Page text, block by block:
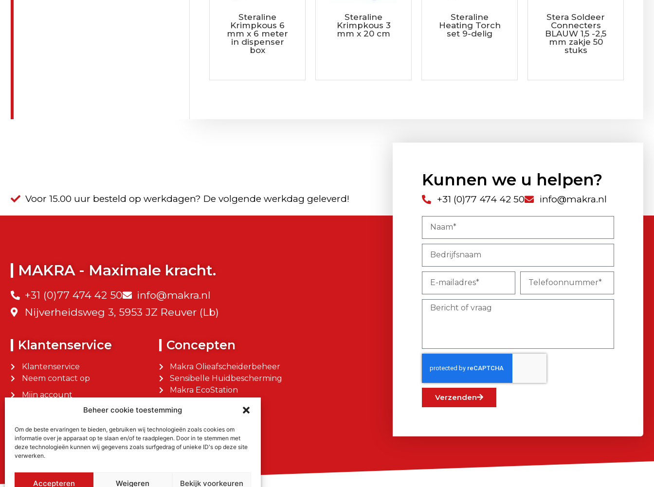
Beheer cookie toestemming
Om de beste ervaringen te bieden, gebruiken wij technologieën zoals cookies om
informatie over je apparaat op te slaan en/of te raadplegen. Door in te stemmen met
deze technologieën kunnen wij gegevens zoals surfgedrag of unieke ID's op deze site
verwerken.
Accepteren Weigeren Bekijk voorkeuren
Steraline
Krimpkous 6
mm x 6 meter
in dispenser
box
Steraline
Krimpkous 3
mm x 20 cm
Steraline
Heating Torch
set 9-delig
Stera Soldeer
Connecters
BLAUW 1,5 -2,5
mm zakje 50
stuks
Voor 15.00 uur besteld op werkdagen? De volgende werkdag geleverd!
MAKRA - Maximale kracht.
+31 (0)77 474 42 50
info@makra.nl
Nijverheidsweg 3, 5953 JZ Reuver (Lb)
Klantenservice
Klantenservice
Neem contact op
Mijn account
Mijn bestellingen
Concepten
Makra Olieafscheiderbeheer
Sensibelle Huidbescherming
Makra EcoStation
Kunnen we u helpen?
+31 (0)77 474 42 50 info@makra.nl
Verzenden